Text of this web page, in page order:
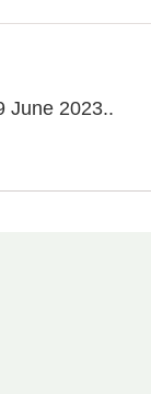
June 2023..